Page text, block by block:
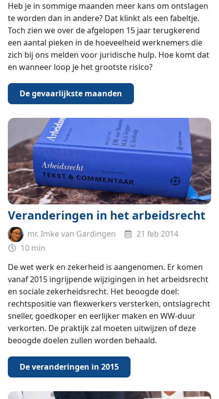
Heb je in sommige maanden meer kans om ontslagen
te worden dan in andere? Dat klinkt als een fabeltje.
Toch zien we over de afgelopen 15 jaar terugkerend
een aantal pieken in de hoeveelheid werknemers die
zich bij ons melden voor juridische hulp. Hoe komt dat
en wanneer loop je het grootste risico?
De gevaarlijkste maanden
Veranderingen in het arbeidsrecht
mr. Imke van Gardingen
21 feb 2014
10 min
De wet werk en zekerheid is aangenomen. Er komen
vanaf 2015 ingrijpende wijzigingen in het arbeidsrecht
en sociale zekerheidsrecht. Het beoogde doel:
rechtspositie van flexwerkers versterken, ontslagrecht
sneller, goedkoper en eerlijker maken en WW-duur
verkorten. De praktijk zal moeten uitwijzen of deze
beoogde doelen zullen worden behaald.
De veranderingen in 2015